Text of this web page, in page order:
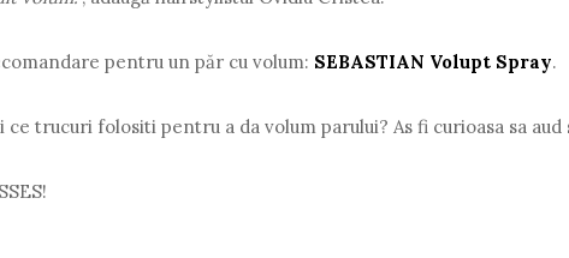
pentru un păr cu volum: SEBASTIAN Volupt Spray.
ce trucuri folositi pentru a da volum parului? As fi curioasa sa